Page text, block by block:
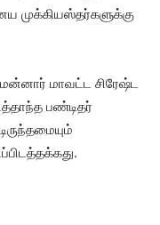
முக்கியஸ்தர்களுக்கு
மாவட்ட சிரேஷ்ட
பண்டிதர்